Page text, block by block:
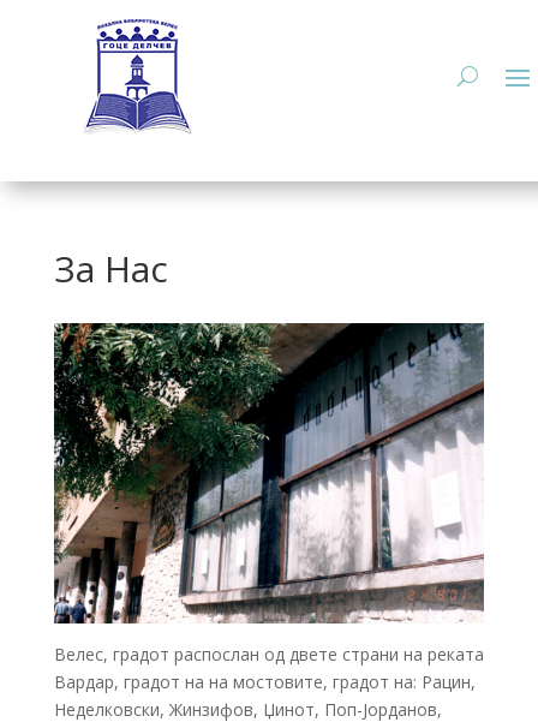
За Нас
Велес, градот распослан од двете страни на реката
Вардар, градот на на мостовите, градот на: Рацин,
Неделковски, Жинзифов, Џинот, Поп-Јорданов,